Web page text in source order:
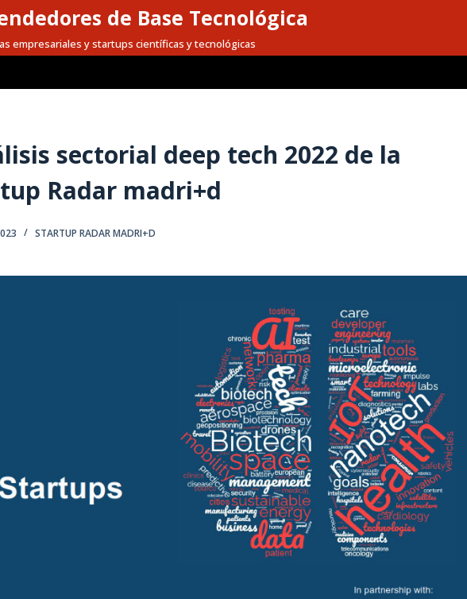
de Base Tecnológica
empresariales y startups científicas y tecnológicas
sectorial deep tech 2022 de la
Radar madri+d
STARTUP RADAR MADRI+D